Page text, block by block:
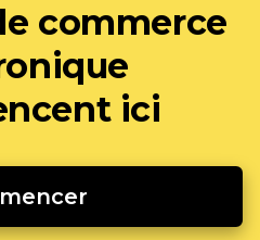
commerce
ici